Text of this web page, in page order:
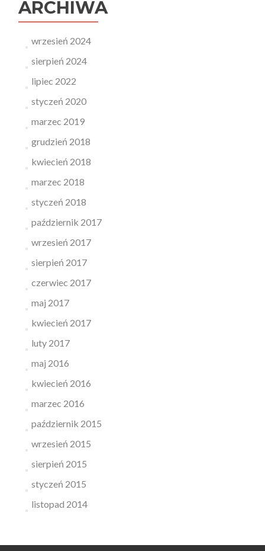
ARCHIWA
wrzesień 2024
sierpień 2024
lipiec 2022
styczeń 2020
marzec 2019
grudzień 2018
kwiecień 2018
marzec 2018
styczeń 2018
październik 2017
wrzesień 2017
sierpień 2017
czerwiec 2017
maj 2017
kwiecień 2017
luty 2017
maj 2016
kwiecień 2016
marzec 2016
październik 2015
wrzesień 2015
sierpień 2015
styczeń 2015
listopad 2014